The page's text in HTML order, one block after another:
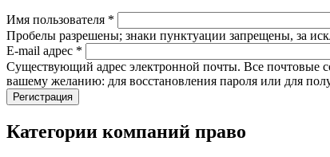
Имя пользователя *
Пробелы разрешены; знаки пунктуации запрещены, за
E-mail адрес *
Существующий адрес электронной почты. Все почтовые
вашему желанию: для восстановления пароля или для
Категории компаний право